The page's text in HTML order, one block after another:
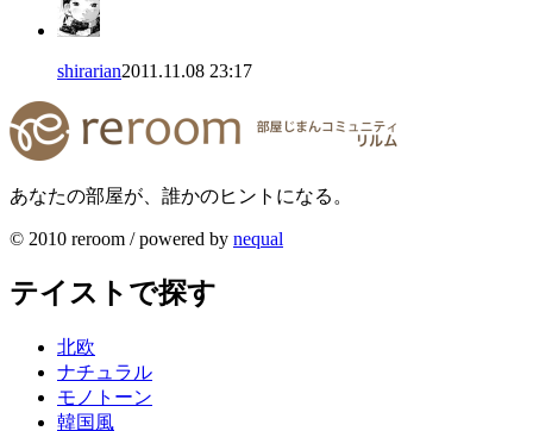
shirarian2011.11.08 23:17
あなたの部屋が、誰かのヒントになる。
© 2010 reroom / powered by nequal
テイストで探す
北欧
ナチュラル
モノトーン
韓国風